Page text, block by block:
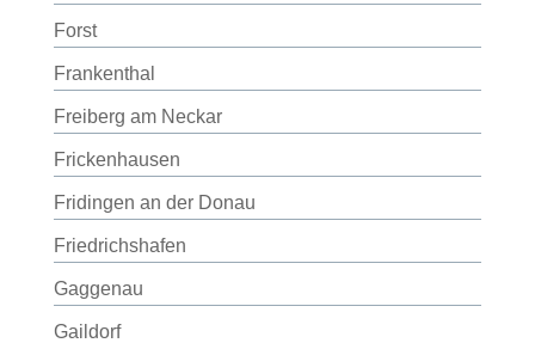
Forst
Frankenthal
Freiberg am Neckar
Frickenhausen
Fridingen an der Donau
Friedrichshafen
Gaggenau
Gaildorf